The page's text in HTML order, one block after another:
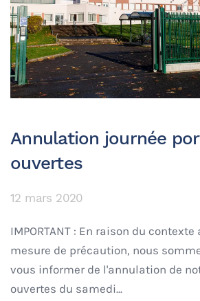
Annulation journée
ouvertes
12 mars 2020
IMPORTANT : En raison du
mesure de précaution, nous
vous informer de l'annulation de
ouvertes du samedi...